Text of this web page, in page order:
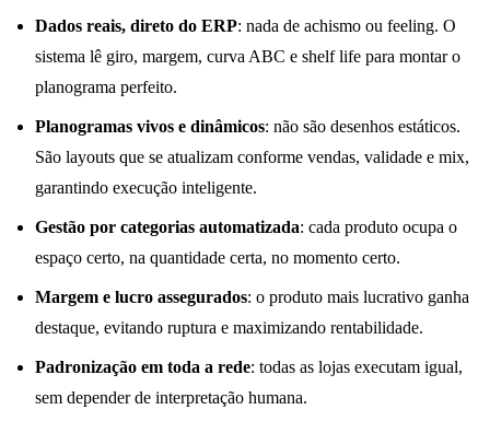
Dados reais, direto do ERP: nada de achismo ou feeling. O
sistema lê giro, margem, curva ABC e shelf life para montar o
planograma perfeito.
Planogramas vivos e dinâmicos: não são desenhos estáticos.
São layouts que se atualizam conforme vendas, validade e mix,
garantindo execução inteligente.
Gestão por categorias automatizada: cada produto ocupa o
espaço certo, na quantidade certa, no momento certo.
Margem e lucro assegurados: o produto mais lucrativo ganha
destaque, evitando ruptura e maximizando rentabilidade.
Padronização em toda a rede: todas as lojas executam igual,
sem depender de interpretação humana.